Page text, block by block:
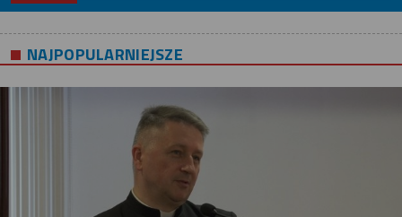
NAJPOPULARNIEJSZE